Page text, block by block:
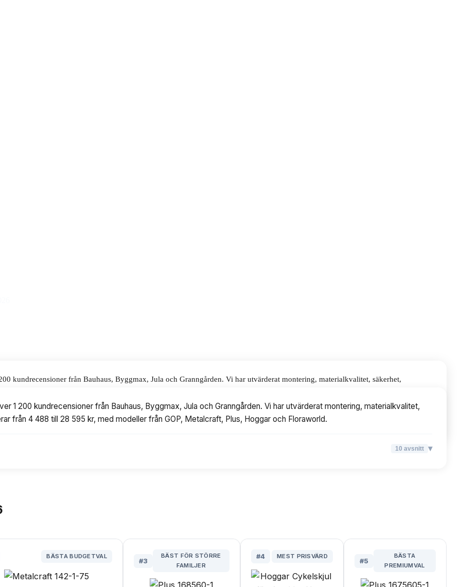
kundrecensioner från Bauhaus, Byggmax, Jula och Granngården. Vi har utvärderat montering, materialkvalitet, säkerhet,
1 200 kundrecensioner från Bauhaus, Byggmax, Jula och Granngården. Vi har utvärderat montering, materialkvalitet,
från 4 488 till 28 595 kr, med modeller från GOP, Metalcraft, Plus, Hoggar och Floraworld.
10 avsnitt ▾
BÄSTA BUDGETVAL
#3
BÄST FÖR STÖRRE
FAMILJER
#4 MEST PRISVÄRD
#5
BÄSTA
PREMIUMVAL